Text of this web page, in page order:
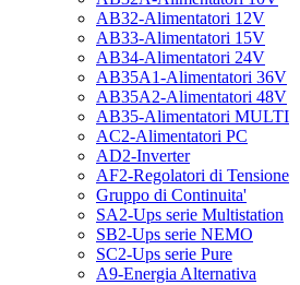
AB32-Alimentatori 12V
AB33-Alimentatori 15V
AB34-Alimentatori 24V
AB35A1-Alimentatori 36V
AB35A2-Alimentatori 48V
AB35-Alimentatori MULTI
AC2-Alimentatori PC
AD2-Inverter
AF2-Regolatori di Tensione
Gruppo di Continuita'
SA2-Ups serie Multistation
SB2-Ups serie NEMO
SC2-Ups serie Pure
A9-Energia Alternativa